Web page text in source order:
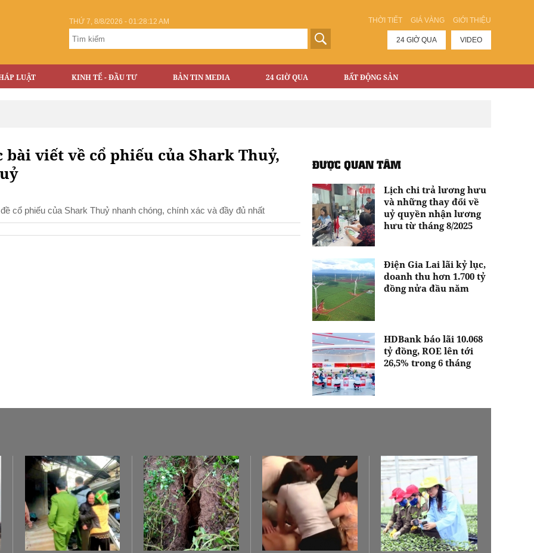
THỜI TIẾT GIÁ VÀNG GIỚI THIỆU
THỨ 7, 8/8/2026 - 01:28:12 AM
24 GIỜ QUA VIDEO
LUẬT KINH TẾ - ĐẦU TƯ BẢN TIN MEDIA 24 GIỜ QUA BẤT ĐỘNG SẢN
bài viết về cổ phiếu của Shark Thuỷ,
cổ phiếu của Shark Thuỷ nhanh chóng, chính xác và đầy đủ nhất
ĐƯỢC QUAN TÂM
Lịch chi trả lương hưu
và những thay đổi về
uỷ quyền nhận lương
hưu từ tháng 8/2025
Điện Gia Lai lãi kỷ lục,
doanh thu hơn 1.700 tỷ
đồng nửa đầu năm
HDBank báo lãi 10.068
tỷ đồng, ROE lên tới
26,5% trong 6 tháng